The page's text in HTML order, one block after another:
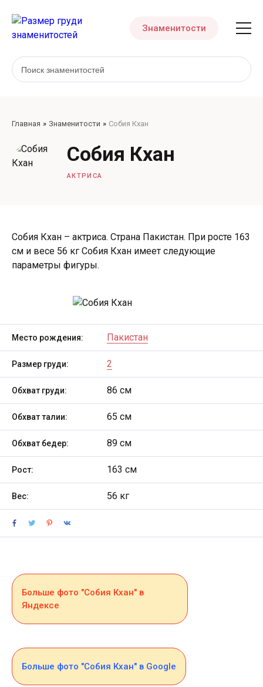
Знаменитости
Главная Знаменитости Собия Кхан
Собия Кхан
АКТРИСА
Собия Кхан – актриса. Страна Пакистан. При росте 163
см и весе 56 кг Собия Кхан имеет следующие
параметры фигуры.
Место рождения: Пакистан
Размер груди: 2
Обхват груди: 86 см
Обхват талии: 65 см
Обхват бедер: 89 см
Рост: 163 см
Вес: 56 кг
Больше фото "Собия Кхан" в
Яндексе
Больше фото "Собия Кхан" в Google